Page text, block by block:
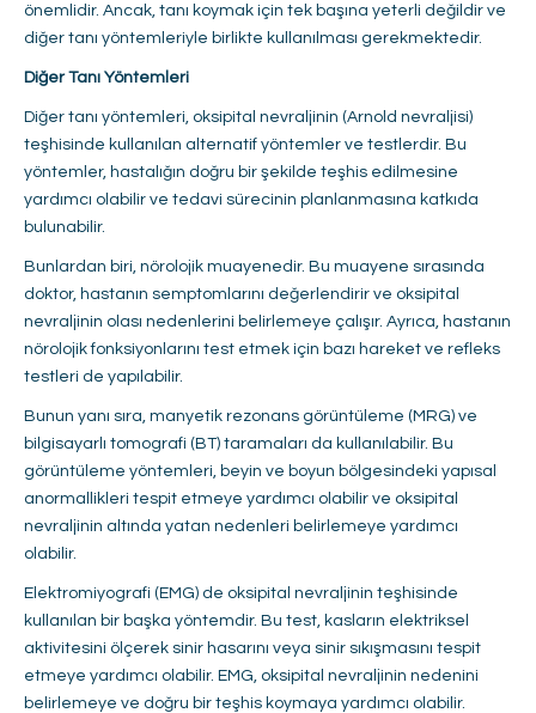
önemlidir. Ancak, tanı koymak için tek başına yeterli değildir ve
diğer tanı yöntemleriyle birlikte kullanılması gerekmektedir.
Diğer Tanı Yöntemleri
Diğer tanı yöntemleri, oksipital nevraljinin (Arnold nevraljisi)
teşhisinde kullanılan alternatif yöntemler ve testlerdir. Bu
yöntemler, hastalığın doğru bir şekilde teşhis edilmesine
yardımcı olabilir ve tedavi sürecinin planlanmasına katkıda
bulunabilir.
Bunlardan biri, nörolojik muayenedir. Bu muayene sırasında
doktor, hastanın semptomlarını değerlendirir ve oksipital
nevraljinin olası nedenlerini belirlemeye çalışır. Ayrıca, hastanın
nörolojik fonksiyonlarını test etmek için bazı hareket ve refleks
testleri de yapılabilir.
Bunun yanı sıra, manyetik rezonans görüntüleme (MRG) ve
bilgisayarlı tomografi (BT) taramaları da kullanılabilir. Bu
görüntüleme yöntemleri, beyin ve boyun bölgesindeki yapısal
anormallikleri tespit etmeye yardımcı olabilir ve oksipital
nevraljinin altında yatan nedenleri belirlemeye yardımcı
olabilir.
Elektromiyografi (EMG) de oksipital nevraljinin teşhisinde
kullanılan bir başka yöntemdir. Bu test, kasların elektriksel
aktivitesini ölçerek sinir hasarını veya sinir sıkışmasını tespit
etmeye yardımcı olabilir. EMG, oksipital nevraljinin nedenini
belirlemeye ve doğru bir teşhis koymaya yardımcı olabilir.